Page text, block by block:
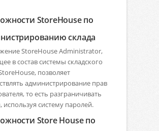
StoreHouse по
склада
StoreHouse Administrator,
в состав системы складского
позволяет
администрирование прав
то есть разграничивать
используя систему паролей.
Store House по